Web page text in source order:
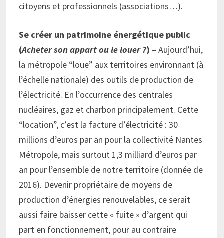
citoyens et professionnels (associations…).
Se créer un patrimoine énergétique public
(Acheter son appart ou le louer ?) – Aujourd’hui,
la métropole “loue” aux territoires environnant (à
l’échelle nationale) des outils de production de
l’électricité. En l’occurrence des centrales
nucléaires, gaz et charbon principalement. Cette
“location”, c’est la facture d’électricité : 30
millions d’euros par an pour la collectivité Nantes
Métropole, mais surtout 1,3 milliard d’euros par
an pour l’ensemble de notre territoire (donnée de
2016). Devenir propriétaire de moyens de
production d’énergies renouvelables, ce serait
aussi faire baisser cette « fuite » d’argent qui
part en fonctionnement, pour au contraire